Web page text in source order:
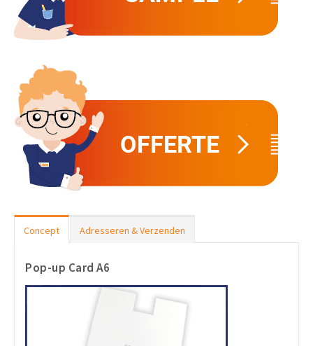
Concept Adresseren & Verzenden
Pop-up Card A6